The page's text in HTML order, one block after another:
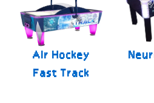
Air Hockey
Fast Track